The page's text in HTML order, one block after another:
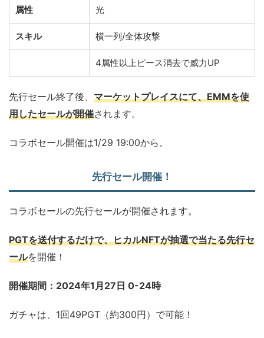
属性 光
スキル 横一列/全体攻撃
4属性以上ピース消去で威力UP
先行セール終了後、 マーケットプレイスにて、EMMを使
用したセールが開催されます。
コラボセール開催は1/29 19:00から。
先行セール開催！
コラボセールの先行セールが開催されます。
PGTを送付するだけで、ヒカルNFTが抽選で当たる先行セ
ールを開催！
開催期間：2024年1月27日 0-24時
ガチャは、1回49PGT（約300円）で可能！